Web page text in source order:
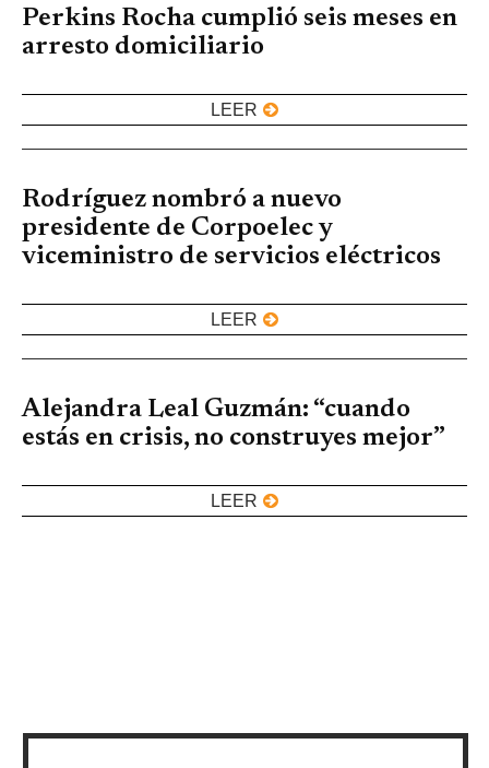
Perkins Rocha cumplió seis meses en
arresto domiciliario
LEER
Rodríguez nombró a nuevo
presidente de Corpoelec y
viceministro de servicios eléctricos
LEER
Alejandra Leal Guzmán: “cuando
estás en crisis, no construyes mejor”
LEER